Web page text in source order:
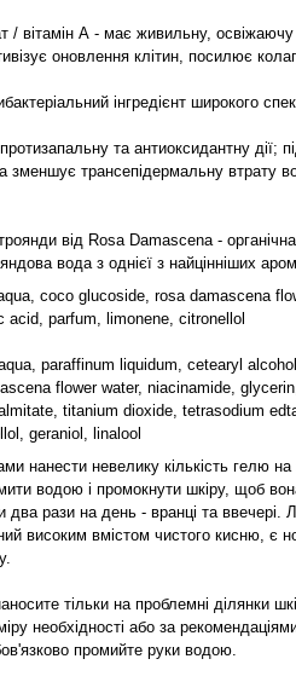
/ вітамін А - має живильну,
оновлення клітин, посилює
інгредієнт широкого
та антиоксидантну дії;
зменшує трансепідермальну втрату
від Rosa Damascena -
вода з однієї з найцінніших
coco glucoside, rosa damascena
acid, parfum, limonene, citronellol
paraffinum liquidum, cetearyl
flower water, niacinamide,
titanium dioxide, tetrasodium
geraniol, linalool
нанести невелику кількість гелю на
водою і промокнути шкіру, щоб
два рази на день - вранці та ввечері.
високим вмістом чистого кисню, є
тільки на проблемні ділянки
необхідності або за
промийте руки водою.